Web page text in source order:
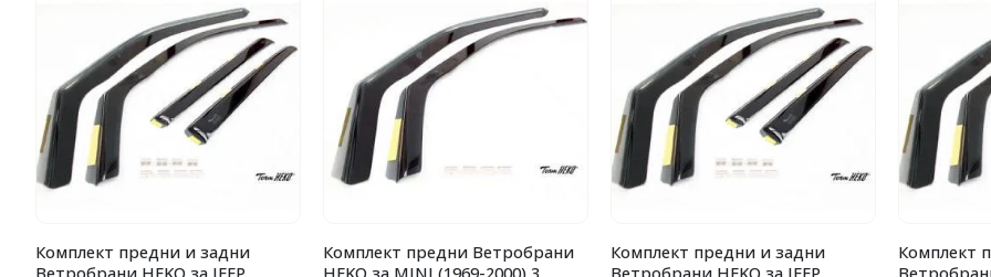
Комплект предни и задни
Ветробрани HEKO за JEEP
Комплект предни Ветробрани
HEKO за MINI (1969-2000) 3
Комплект предни и задни
Ветробрани HEKO за JEEP
Комплект